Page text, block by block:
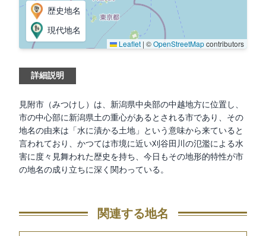
歴史地名
現代地名
Leaflet | ©OpenStreetMapcontributors
詳細説明
見附市（みつけし）は、新潟県中央部の中越地方に位置し、
市の中心部に新潟県土の重心があるとされる市であり、その
地名の由来は「水に漬かる土地」という意味から来ていると
言われており、かつては市境に近い刈谷田川の氾濫による水
害に度々見舞われた歴史を持ち、今日もその地形的特性が市
の地名の成り立ちに深く関わっている。
関連する地名